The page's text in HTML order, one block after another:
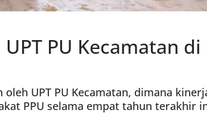
PU Kecamatan di
UPT PU Kecamatan, dimana
PPU selama empat tahun terakhir